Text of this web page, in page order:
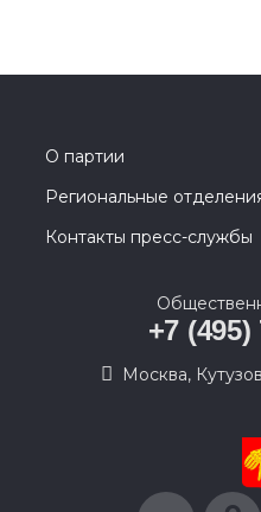
О партии
Региональные
Контакты пресс-службы
+7 (495)
Москва,